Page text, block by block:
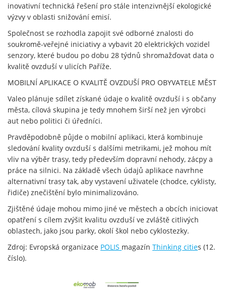
inovativní technická řešení pro stále intenzivnější ekologické
výzvy v oblasti snižování emisí.
Společnost se rozhodla zapojit své odborné znalosti do
soukromě-veřejné iniciativy a vybavit 20 elektrických vozidel
senzory, které budou po dobu 28 týdnů shromažďovat data o
kvalitě ovzduší v ulicích Paříže.
MOBILNÍ APLIKACE O KVALITĚ OVZDUŠÍ PRO OBYVATELE MĚST
Valeo plánuje sdílet získané údaje o kvalitě ovzduší i s občany
města, cílová skupina je tedy mnohem širší než jen výrobci
aut nebo politici či úředníci.
Pravděpodobně půjde o mobilní aplikaci, která kombinuje
sledování kvality ovzduší s dalšími metrikami, jež mohou mít
vliv na výběr trasy, tedy především dopravní nehody, zácpy a
práce na silnici. Na základě všech údajů aplikace navrhne
alternativní trasy tak, aby vystavení uživatele (chodce, cyklisty,
řidiče) znečištění bylo minimalizováno.
Zjištěné údaje mohou mimo jiné ve městech a obcích iniciovat
opatření s cílem zvýšit kvalitu ovzduší ve zvláště citlivých
oblastech, jako jsou parky, okolí škol nebo cyklostezky.
Zdroj: Evropská organizace POLIS magazín Thinking cities (12.
číslo).